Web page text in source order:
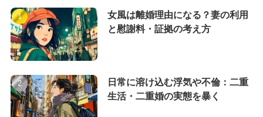
女風は離婚理由になる？妻の利用
と慰謝料・証拠の考え方
日常に溶け込む浮気や不倫：二重
生活・二重婚の実態を暴く